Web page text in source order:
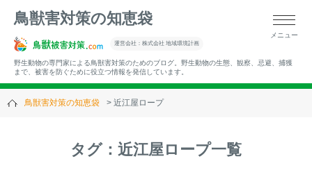
鳥獣害対策の知恵袋
運営会社：株式会社 地域環境計画
野生動物の専門家による鳥獣害対策のためのブログ。野生動物の生態、観察、忌避、捕獲
まで、被害を防ぐために役立つ情報を発信しています。
メニュー
▼キーワードから記事を探す
鳥獣害対策の知恵袋 近江屋ロープ
タグ：近江屋ロープ一覧